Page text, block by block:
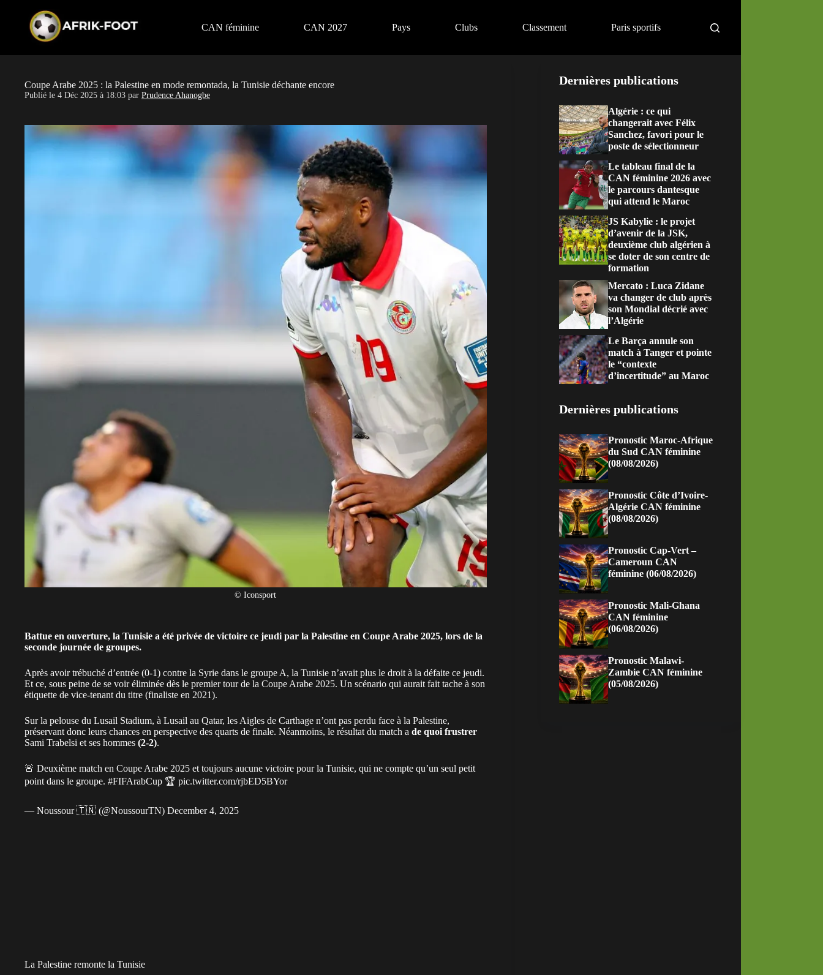
CAN féminine CAN 2027 Pays Clubs Classement Paris sportifs
Coupe Arabe 2025 : la Palestine en mode remontada, la Tunisie déchante encore
Publié le 4 Déc 2025 à 18:03 par Prudence Ahanogbe
© Iconsport
Battue en ouverture, la Tunisie a été privée de victoire ce jeudi par la Palestine en Coupe Arabe 2025, lors de la
seconde journée de groupes.
Après avoirtrébuché d’entrée (0-1) contre la Syrie dans le groupe A, la Tunisie n’avait plus le droit à la défaite ce jeudi.
Et ce, sous peine de se voir éliminée dès le premier tour de la Coupe Arabe 2025. Un scénario qui aurait fait tache à son
étiquette de vice-tenant du titre (finaliste en 2021).
Sur la pelouse du Lusail Stadium, à Lusail au Qatar, les Aigles de Carthage n’ont pas perdu face à la Palestine,
préservant donc leurs chances en perspective des quarts de finale. Néanmoins, le résultat du match a de quoi frustrer
Sami Trabelsi et ses hommes (2-2).
🚨 Deuxième match en Coupe Arabe 2025 et toujours aucune victoire pour la Tunisie, qui ne compte qu’un seul petit
point dans le groupe. #FIFArabCup 🏆 pic.twitter.com/rjbED5BYor
— Noussour 🇹🇳 (@NoussourTN) December 4, 2025
La Palestine remonte la Tunisie
Dernières publications
Algérie : ce qui
changerait avec Félix
Sanchez, favori pour le
poste de sélectionneur
Le tableau final de la
CAN féminine 2026 avec
le parcours dantesque
qui attend le Maroc
JS Kabylie : le projet
d’avenir de la JSK,
deuxième club algérien à
se doter de son centre de
formation
Mercato : Luca Zidane
va changer de club après
son Mondial décrié avec
l’Algérie
Le Barça annule son
match à Tanger et pointe
le “contexte
d’incertitude” au Maroc
Dernières publications
Pronostic Maroc-Afrique
du Sud CAN féminine
(08/08/2026)
Pronostic Côte d’Ivoire-
Algérie CAN féminine
(08/08/2026)
Pronostic Cap-Vert –
Cameroun CAN
féminine (06/08/2026)
Pronostic Mali-Ghana
CAN féminine
(06/08/2026)
Pronostic Malawi-
Zambie CAN féminine
(05/08/2026)